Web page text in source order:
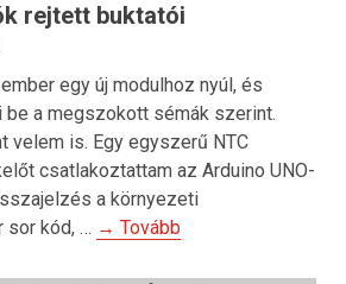
rejtett buktatói
egy új modulhoz nyúl, és
a megszokott sémák szerint.
velem is. Egy egyszerű NTC
csatlakoztattam az Arduino UNO-
a környezeti
sor kód, … → Tovább